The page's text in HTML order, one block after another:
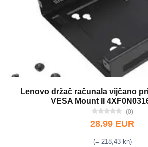
Lenovo držač računala vijčano
VESA Mount II
(0)
28.99 EUR
(= 218,43 kn)